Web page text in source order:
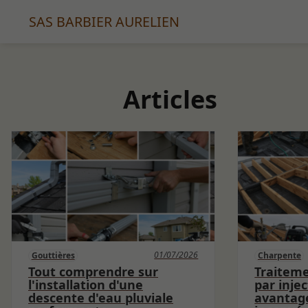
SAS BARBIER AURELIEN
Articles
Gouttières 01/07/2026
Tout comprendre sur
l'installation d'une
descente d'eau pluviale
Charpente
par